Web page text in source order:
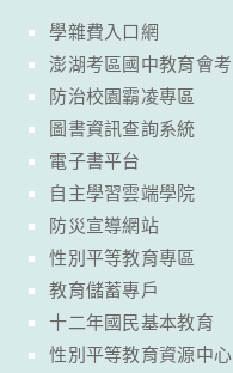
學雜費入口網
澎湖考區國中教育會考
防治校園霸凌專區
圖書資訊查詢系統
電子書平台
自主學習雲端學院
防災宣導網站
性別平等教育專區
教育儲蓄專戶
十二年國民基本教育
性別平等教育資源中心